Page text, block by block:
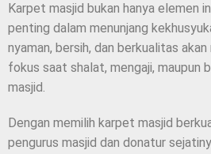
Karpet masjid bukan hanya elemen
penting dalam menunjang
nyaman, bersih, dan berkualitas
fokus saat shalat, mengaji, maupun
masjid.
Dengan memilih karpet masjid
pengurus masjid dan donatur